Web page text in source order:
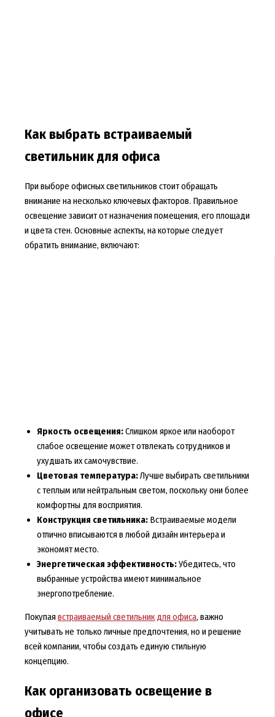
Как выбрать встраиваемый
светильник для офиса
При выборе офисных светильников стоит обращать
внимание на несколько ключевых факторов. Правильное
освещение зависит от назначения помещения, его площади
и цвета стен. Основные аспекты, на которые следует
обратить внимание, включают:
Яркость освещения:Слишком яркое или наоборот
слабое освещение может отвлекать сотрудников и
ухудшать их самочувствие.
Цветовая температура:Лучше выбирать светильники
с теплым или нейтральным светом, поскольку они более
комфортны для восприятия.
Конструкция светильника:Встраиваемые модели
отлично вписываются в любой дизайн интерьера и
экономят место.
Энергетическая эффективность:Убедитесь, что
выбранные устройства имеют минимальное
энергопотребление.
Покупаявстраиваемый светильник для офиса, важно
учитывать не только личные предпочтения, но и решение
всей компании, чтобы создать единую стильную
концепцию.
Как организовать освещение в
офисе